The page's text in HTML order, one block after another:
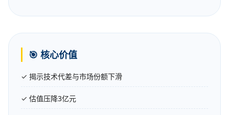
🎯 核心价值
✓ 揭示技术代差与市场份额下滑
✓ 估值压降3亿元